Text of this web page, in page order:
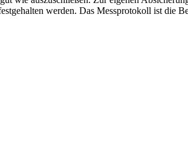
werden. Das Messprotokoll ist die